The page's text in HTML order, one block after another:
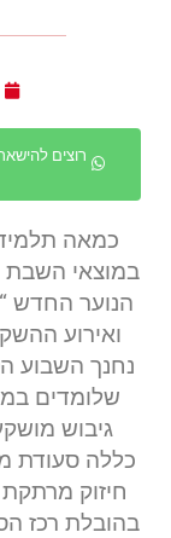
רוצים
כמאה
במוצאי השבת
הנוער החדש
ואירוע
נחנך השבוע
שלומדים
גיבוש
כללה סעודת
חיזוק מרתקת
בהובלת רכז